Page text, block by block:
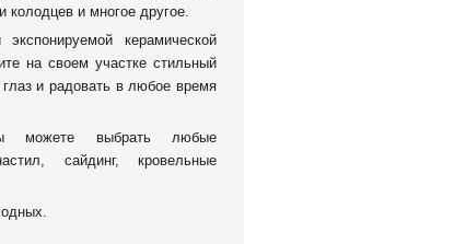
колодцев и многое другое.
керамической
на своем участке стильный
и радовать в любое время
можете выбрать любые
сайдинг, кровельные